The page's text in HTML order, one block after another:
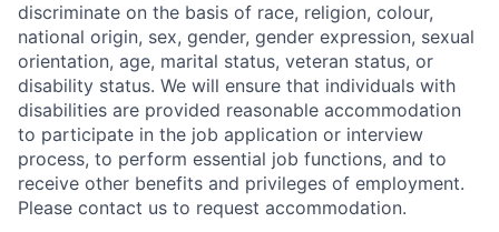
discriminate on the basis of race, religion, colour,
national origin, sex, gender, gender expression, sexual
orientation, age, marital status, veteran status, or
disability status. We will ensure that individuals with
disabilities are provided reasonable accommodation
to participate in the job application or interview
process, to perform essential job functions, and to
receive other benefits and privileges of employment.
Please contact us to request accommodation.